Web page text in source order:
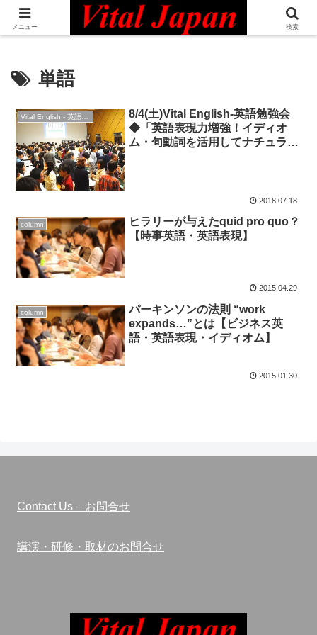
日本最大級の英語コミュニティ・Bilingual Professionals Network
単語
Vital English - 英語勉強会
8/4(土)Vital English-英語勉強会
◆「英語表現力増強！イディオ
ム・句動詞を活用してナチュラル
2018.07.18
column
ヒラリーが与えたquid pro quo？
【時事英語・英語表現】
2015.04.29
column
パーキンソンの法則 “work
expands…”とは【ビジネス英
語・英語表現・イディオム】
2015.01.30
Contact Us – お問合せ
講演・研修・取材のお問合せ
メニュー 検索